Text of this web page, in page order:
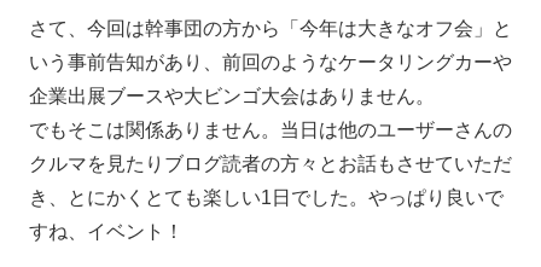
さて、今回は幹事団の方から「今年は大きなオフ会」と
いう事前告知があり、前回のようなケータリングカーや
企業出展ブースや大ビンゴ大会はありません。
でもそこは関係ありません。当日は他のユーザーさんの
クルマを見たりブログ読者の方々とお話もさせていただ
き、とにかくとても楽しい1日でした。やっぱり良いで
すね、イベント！